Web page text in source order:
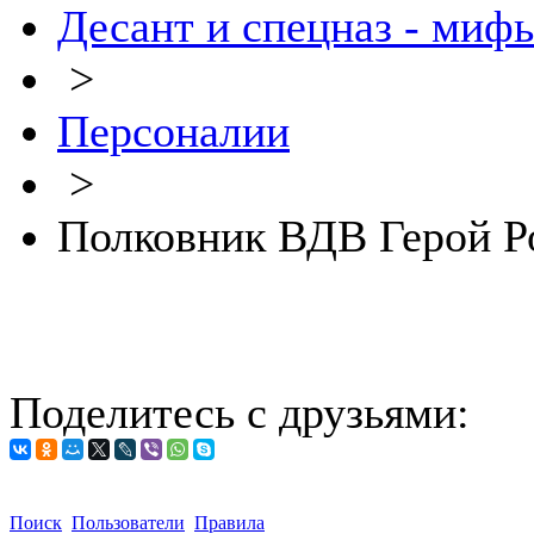
Десант и спецназ -
>
Персоналии
>
Полковник ВДВ Герой
Поделитесь с друзьями:
Поиск Пользователи Правила